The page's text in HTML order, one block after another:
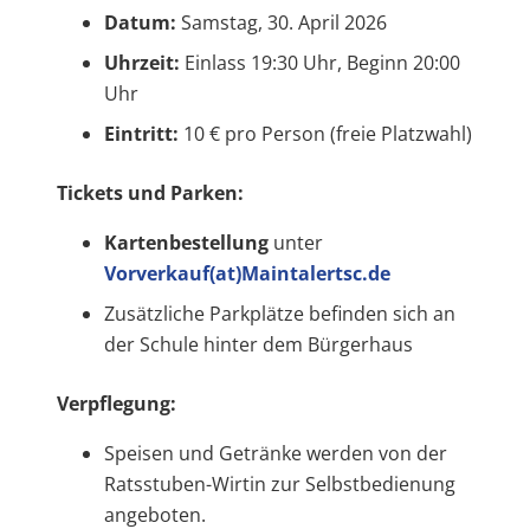
Datum: Samstag, 30. April 2026
Uhrzeit: Einlass 19:30 Uhr, Beginn 20:00
Uhr
Eintritt: 10 € pro Person (freie Platzwahl)
Tickets und Parken:
Kartenbestellung unter
Vorverkauf(at)Maintalertsc.de
Zusätzliche Parkplätze befinden sich an
der Schule hinter dem Bürgerhaus
Verpflegung:
Speisen und Getränke werden von der
Ratsstuben-Wirtin zur Selbstbedienung
angeboten.